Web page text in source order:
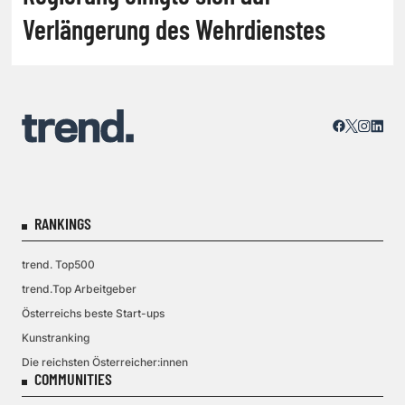
Verlängerung des Wehrdienstes
RANKINGS
trend. Top500
trend.Top Arbeitgeber
Österreichs beste Start-ups
Kunstranking
Die reichsten Österreicher:innen
COMMUNITIES